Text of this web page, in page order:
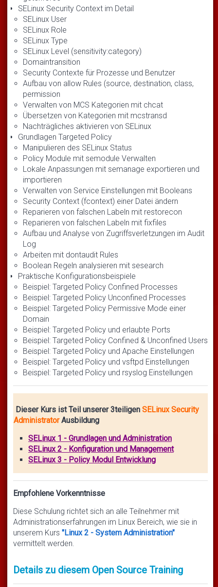
SELinux Security Context im Detail
SELinux User
SELinux Role
SELinux Type
SELinux Level (sensitivity:category)
Domaintransition
Security Contexte für Prozesse und Benutzer
Aufbau von allow Rules (source, destination, class,
permission
Verwalten von MCS Kategorien mit chcat
Übersetzen von Kategorien mit mcstransd
Nachträgliches aktivieren von SELinux
Grundlagen Targeted Policy
Manipulieren des SELinux Status
Policy Module mit semodule Verwalten
Lokale Anpassungen mit semanage exportieren und
importieren
Verwalten von Service Einstellungen mit Booleans
Security Context (fcontext) einer Datei ändern
Reparieren von falschen Labeln mit restorecon
Reparieren von falschen Labeln mit fixfiles
Aufbau und Analyse von Zugriffsverletzungen im Audit
Log
Arbeiten mit dontaudit Rules
Boolean Regeln analysieren mit sesearch
Praktische Konfigurationsbeispiele
Beispiel: Targeted Policy Confined Processes
Beispiel: Targeted Policy Unconfined Processes
Beispiel: Targeted Policy Permissive Mode einer
Domain
Beispiel: Targeted Policy und erlaubte Ports
Beispiel: Targeted Policy Confined & Unconfined Users
Beispiel: Targeted Policy und Apache Einstellungen
Beispiel: Targeted Policy und vsftpd Einstellungen
Beispiel: Targeted Policy und rsyslog Einstellungen
Dieser Kurs ist Teil unserer 3teiligen SELinux Security
AdministratorAusbildung
SELinux 1 - Grundlagen und Administration
SELinux 2 - Konfiguration und Management
SELinux 3 - Policy Modul Entwicklung
Empfohlene Vorkenntnisse
Diese Schulung richtet sich an alle Teilnehmer mit
Administrationserfahrungen im Linux Bereich, wie sie in
unserem Kurs "Linux 2 - System Administration"
vermittelt werden.
Details zu diesem Open Source Training